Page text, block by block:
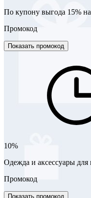
По купону выгода 15% на
Промокод
Показать промокод
10%
Одежда и аксессуары для
Промокод
Показать промокод